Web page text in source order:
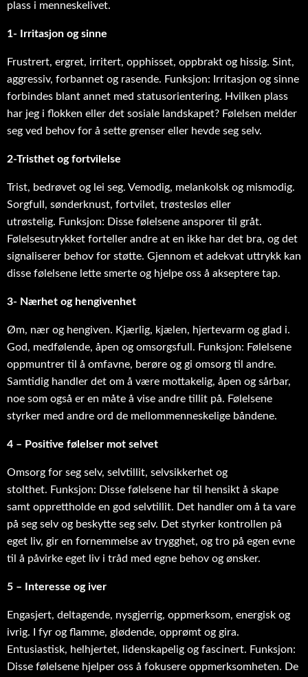
plass i menneskelivet.
1- Irritasjon og sinne
Frustrert, ergret, irritert, opphisset, oppbrakt og hissig. Sint,
aggressiv, forbannet og rasende. Funksjon: Irritasjon og sinne
forbindes blant annet med statusorientering. Hvilken plass
har jeg i flokken eller det sosiale landskapet? Følelsen melder
seg ved behov for å sette grenser eller hevde seg selv.
2-Tristhet og fortvilelse
Trist, bedrøvet og lei seg. Vemodig, melankolsk og mismodig.
Sorgfull, sønderknust, fortvilet, trøstesløs eller
utrøstelig. Funksjon: Disse følelsene ansporer til gråt.
Følelsesutrykket forteller andre at en ikke har det bra, og det
signaliserer behov for støtte. Gjennom et adekvat uttrykk kan
disse følelsene lette smerte og hjelpe oss å akseptere tap.
3- Nærhet og hengivenhet
Øm, nær og hengiven. Kjærlig, kjælen, hjertevarm og glad i.
God, medfølende, åpen og omsorgsfull. Funksjon: Følelsene
oppmuntrer til å omfavne, berøre og gi omsorg til andre.
Samtidig handler det om å være mottakelig, åpen og sårbar,
noe som også er en måte å vise andre tillit på. Følelsene
styrker med andre ord de mellommenneskelige båndene.
4 – Positive følelser mot selvet
Omsorg for seg selv, selvtillit, selvsikkerhet og
stolthet. Funksjon: Disse følelsene har til hensikt å skape
samt opprettholde en god selvtillit. Det handler om å ta vare
på seg selv og beskytte seg selv. Det styrker kontrollen på
eget liv, gir en fornemmelse av trygghet, og tro på egen evne
til å påvirke eget liv i tråd med egne behov og ønsker.
5 – Interesse og iver
Engasjert, deltagende, nysgjerrig, oppmerksom, energisk og
ivrig. I fyr og flamme, glødende, opprømt og gira.
Entusiastisk, helhjertet, lidenskapelig og fascinert. Funksjon:
Disse følelsene hjelper oss å fokusere oppmerksomheten. De